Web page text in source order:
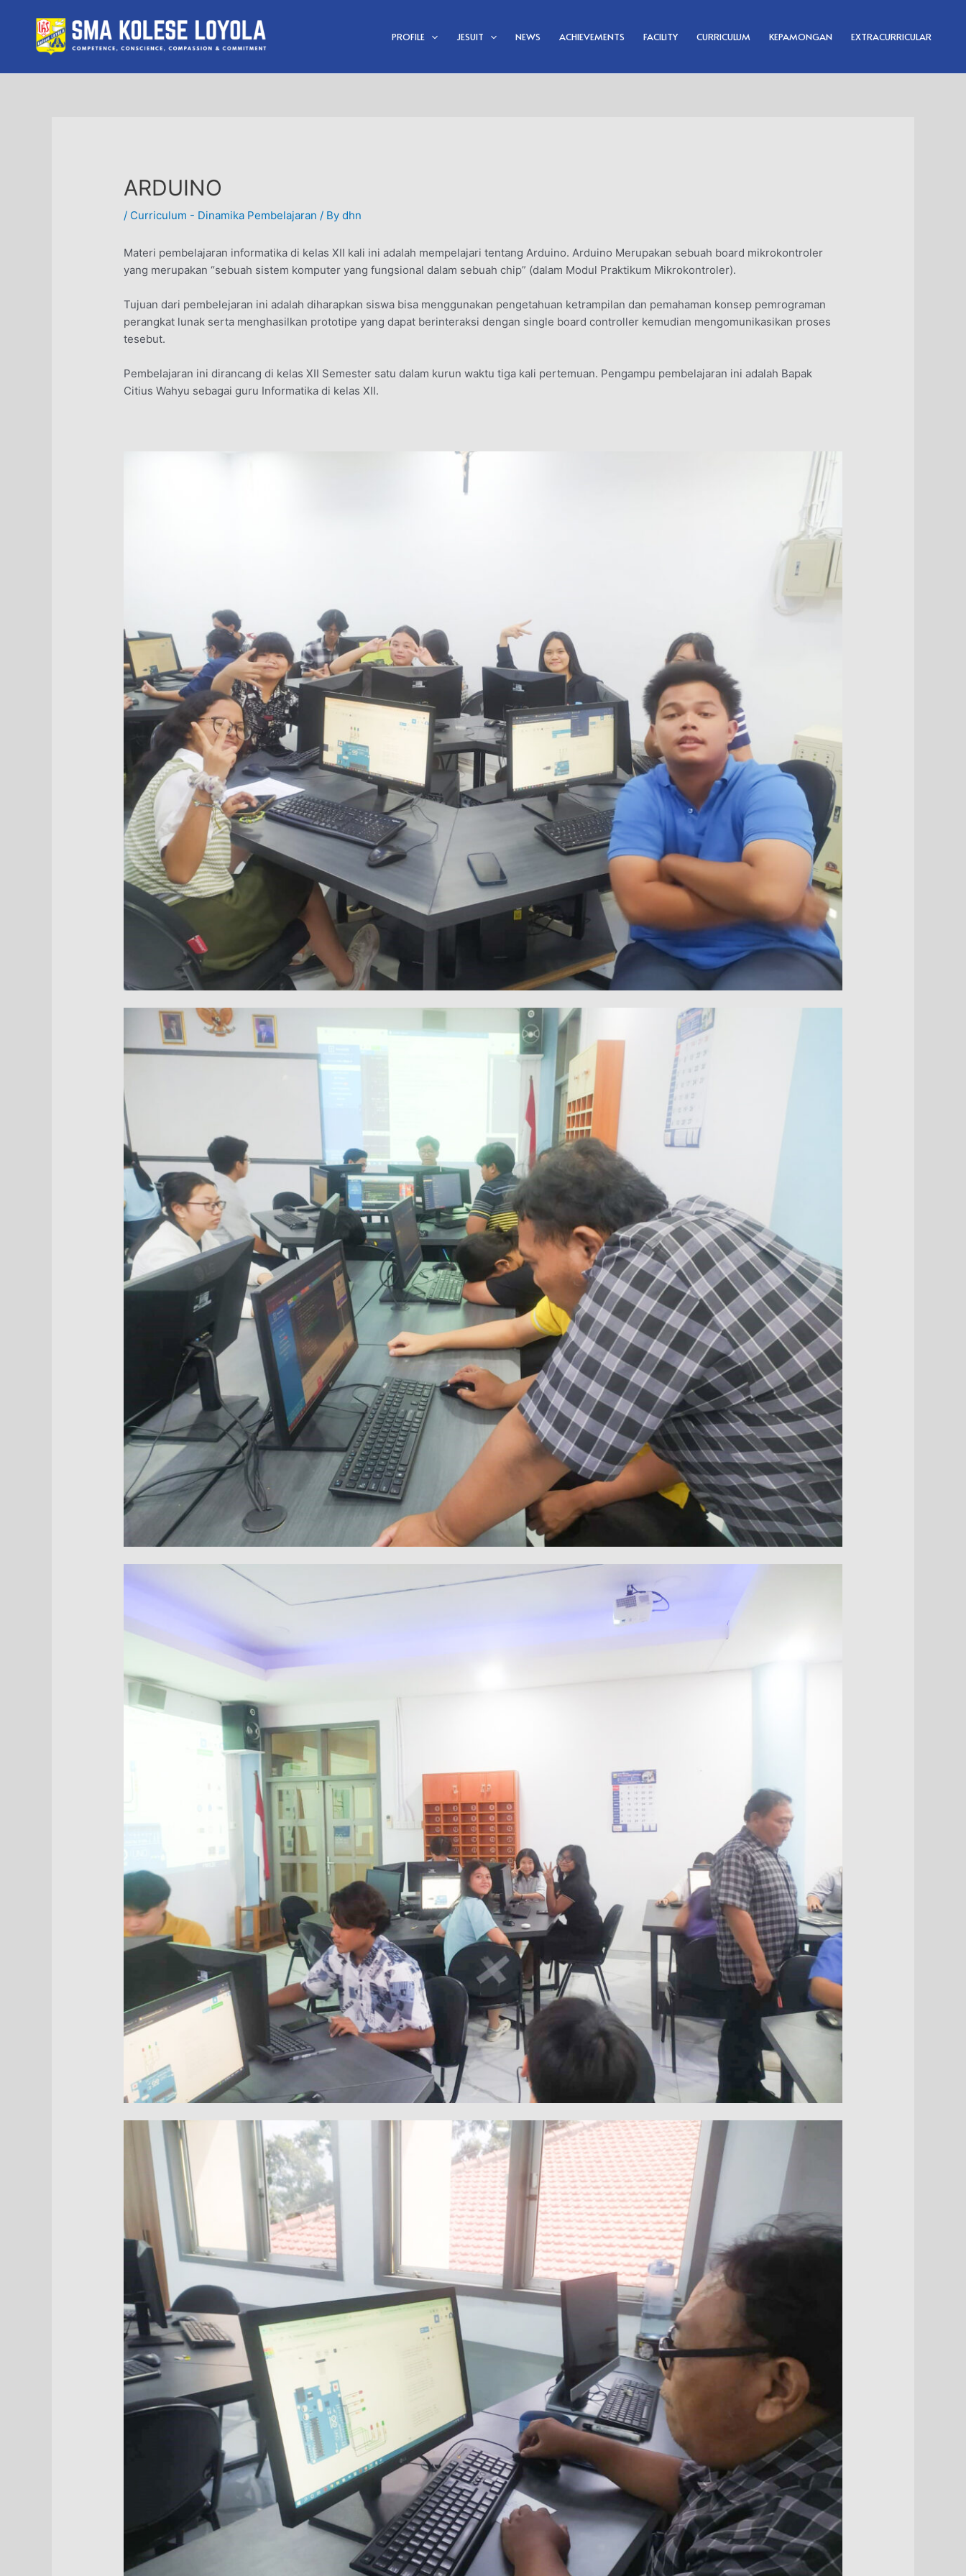
content
PROFILE JESUIT NEWS ACHIEVEMENTS FACILITY CURRICULUM KEPAMONGAN EXTRACURRICULAR
ARDUINO
/ Curriculum - Dinamika Pembelajaran / Bydhn
Materi pembelajaran informatika di kelas XII kali ini adalah mempelajari tentang Arduino. Arduino Merupakan sebuah board mikrokontroler
yang merupakan “sebuah sistem komputer yang fungsional dalam sebuah chip” (dalam Modul Praktikum Mikrokontroler).
Tujuan dari pembelejaran ini adalah diharapkan siswa bisa menggunakan pengetahuan ketrampilan dan pemahaman konsep pemrograman
perangkat lunak serta menghasilkan prototipe yang dapat berinteraksi dengan single board controller kemudian mengomunikasikan proses
tesebut.
Pembelajaran ini dirancang di kelas XII Semester satu dalam kurun waktu tiga kali pertemuan. Pengampu pembelajaran ini adalah Bapak
Citius Wahyu sebagai guru Informatika di kelas XII.